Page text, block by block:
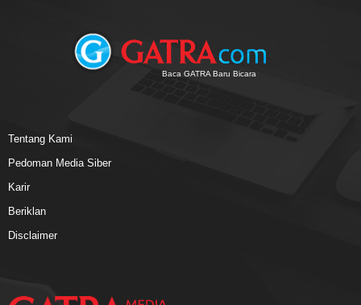
Baca GATRA Baru Bicara
Tentang Kami
Pedoman Media Siber
Karir
Beriklan
Disclaimer